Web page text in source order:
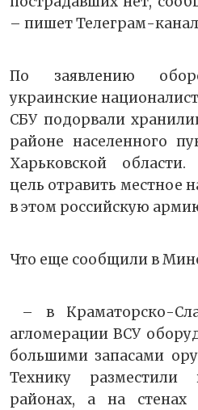
– пишет Телеграм-канал
По заявлению
украинские
СБУ подорвали
районе населенного
Харьковской
цель отравить местное
в этом российскую
Что еще сообщили в
– в Краматорско-
агломерации ВСУ
большими запасами
Технику разместили
районах, а на